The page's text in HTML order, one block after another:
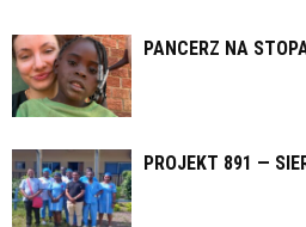
PANCERZ NA
PROJEKT 891 —